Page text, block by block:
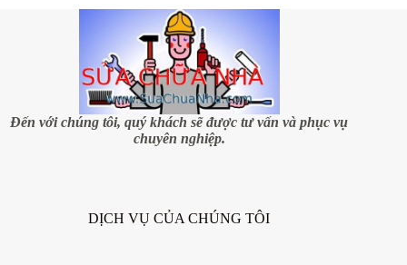
Đến với chúng tôi, quý khách sẽ được tư vấn và phục vụ
chuyên nghiệp.
DỊCH VỤ CỦA CHÚNG TÔI